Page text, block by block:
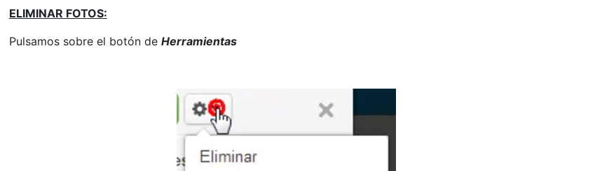
ELIMINAR FOTOS:
Pulsamos sobre el botón de Herramientas